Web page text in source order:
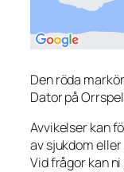
Den röda
Dator på
Avvikelser kan
av sjukdom
Vid frågor kan